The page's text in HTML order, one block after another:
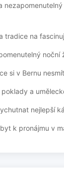
tradice na
noční
si v Bernu
a
nejlepší
k pronájmu v